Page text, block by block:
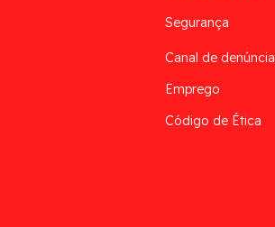
Segurança
Canal de
Emprego
Código de Ética